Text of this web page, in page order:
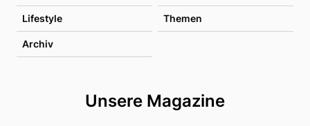
Lifestyle Themen
Archiv
Unsere Magazine